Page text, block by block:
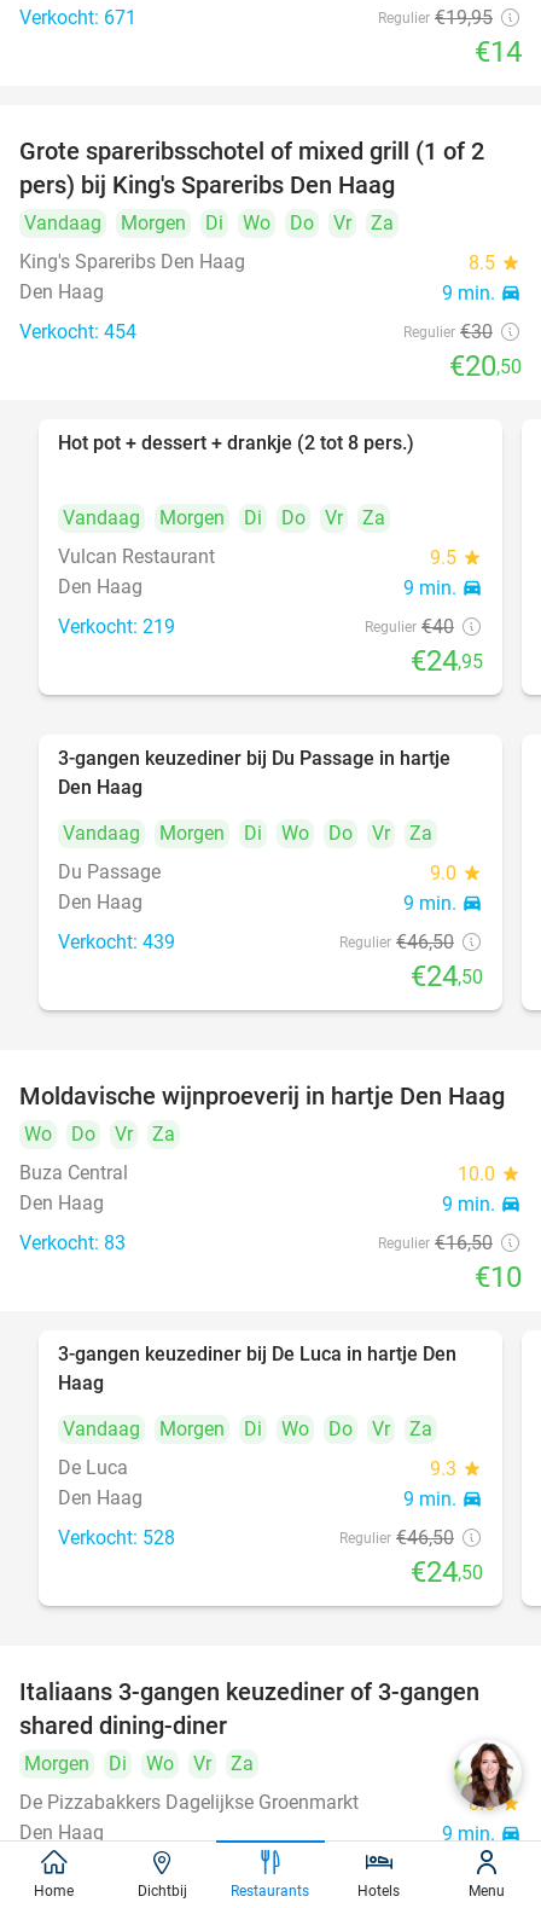
Verkocht: 671 Regulier €19,95
€14
32%
Grote spareribsschotel of mixed grill (1 of 2
pers) bij King's Spareribs Den Haag
Vandaag Morgen Di Wo Do Vr
Za
King's Spareribs Den Haag
8.5 star
Den Haag 9 min. directions_car
Verkocht: 454 Regulier €30
€20,50
Hot pot + dessert + drankje (2 tot 8 pers.)
Vandaag Morgen Di Do Vr
Za
Vulcan Restaurant
9.5 star
Den Haag 9 min. directions_car
Verkocht: 219 Regulier €40
€24,95
47%
3-gangen keuzediner bij Du Passage in hartje
Den Haag
Vandaag
Morgen Di Wo Do Vr
Za
Du Passage
9.0 star
Den Haag 9 min. directions_car
Verkocht: 439 Regulier €46,50
€24,50
39%
Moldavische wijnproeverij in hartje Den Haag
Wo Do Vr
Za
Buza Central
10.0 star
Den Haag 9 min. directions_car
Verkocht: 83 Regulier €16,50
€10
47%
3-gangen keuzediner bij De Luca in hartje Den
Haag
Vandaag
Morgen Di Wo Do Vr
Za
De Luca
9.3 star
Den Haag 9 min. directions_car
Verkocht: 528 Regulier €46,50
€24,50
50%
Italiaans 3-gangen keuzediner of 3-gangen
shared dining-diner
Morgen Di Wo Vr
Za
De Pizzabakkers Dagelijkse Groenmarkt
8.6star
Den Haag 9 min. directions_car
Verkocht: 760 Regulier ,95
Home Dichtbij Restaurants Hotels Menu